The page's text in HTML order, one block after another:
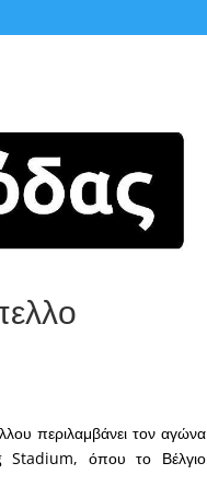
περιλαμβάνει τον αγώνα
Stadium, όπου το Βέλγιο